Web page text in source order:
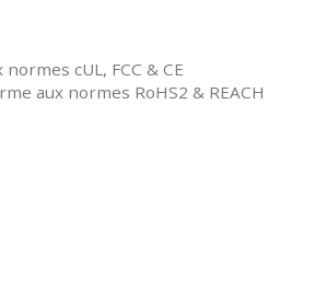
cUL, FCC & CE
aux normes RoHS2 & REACH